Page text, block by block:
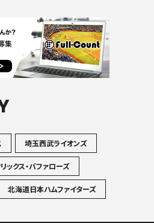
埼玉西武ライオンズ
ックス・バファローズ
北海道日本ハムファイターズ